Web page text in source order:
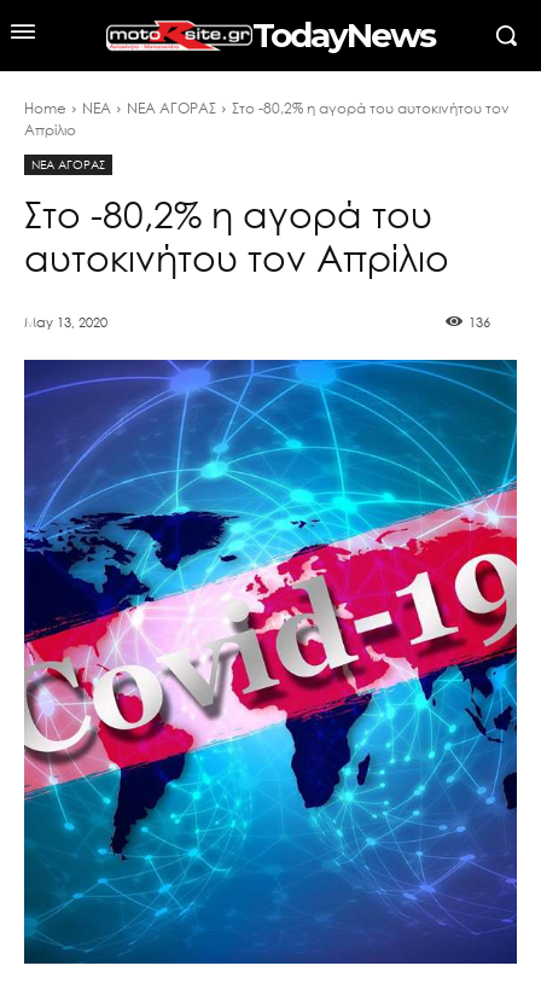
TodayNews
Home ΝΕΑ ΝΕΑ ΑΓΟΡΑΣ
Στο -80,2% η αγορά του αυτοκινήτου τον
Απρίλιο
ΝΕΑ ΑΓΟΡΑΣ
Στο -80,2% η αγορά του
αυτοκινήτου τον Απρίλιο
May 13, 2020 136